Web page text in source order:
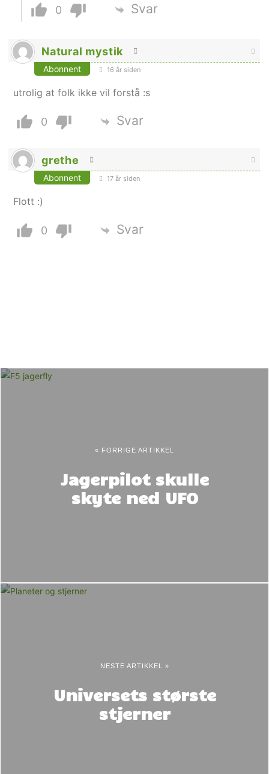
0 Svar
Natural mystik
Abonnent 16 år siden
utrolig at folk ikke vil forstå :s
0 Svar
grethe
Abonnent 17 år siden
Flott :)
0 Svar
« FORRIGE ARTIKKEL
Jagerpilot skulle
skyte ned UFO
NESTE ARTIKKEL »
Universets største
stjerner